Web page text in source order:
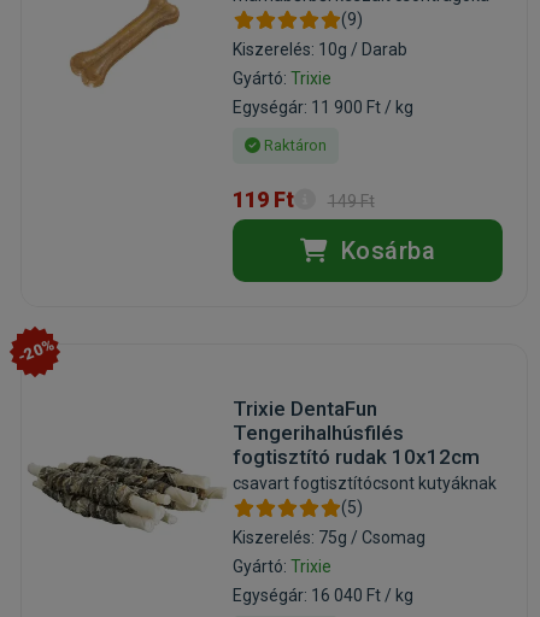
(9)
Kiszerelés: 10g / Darab
Gyártó: Trixie
Egységár: 11 900 Ft / kg
Raktáron
119 Ft 149 Ft
Kosárba
-20%
Trixie DentaFun
Tengerihalhúsfilés
fogtisztító rudak 10x12cm
csavart fogtisztítócsont kutyáknak
(5)
Kiszerelés: 75g / Csomag
Gyártó: Trixie
Egységár: 16 040 Ft / kg